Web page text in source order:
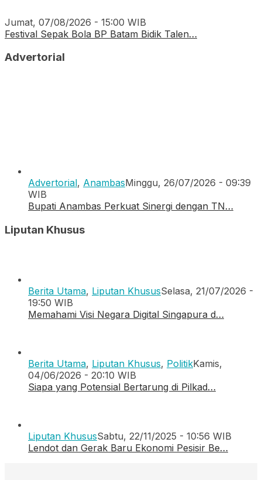
Jumat, 07/08/2026 - 15:00 WIB
Festival Sepak Bola BP Batam Bidik Talen…
Advertorial
Advertorial, AnambasMinggu, 26/07/2026 - 09:39
WIB
Bupati Anambas Perkuat Sinergi dengan TN…
Liputan Khusus
Berita Utama, Liputan KhususSelasa, 21/07/2026 -
19:50 WIB
Memahami Visi Negara Digital Singapura d…
Berita Utama, Liputan Khusus, PolitikKamis,
04/06/2026 - 20:10 WIB
Siapa yang Potensial Bertarung di Pilkad…
Liputan KhususSabtu, 22/11/2025 - 10:56 WIB
Lendot dan Gerak Baru Ekonomi Pesisir Be…